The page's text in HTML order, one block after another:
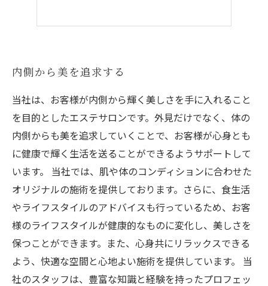
内側から美を追求する
当社は、お客様が内側から輝く美しさを手に入れること
を目的としたエステサロンです。外見だけでなく、体の
内側からも美を追求していくことで、お客様が心身とも
に健康で輝く生活を送ることができるようサポートして
います。 当社では、肌や体のコンディションに合わせた
オリジナルの施術を提供しております。さらに、食生活
やライフスタイルのアドバイスも行っているため、お客
様のライフスタイルが健康的なものに変化し、美しさを
保つことができます。また、心身共にリラックスできる
よう、快適な空間と心地よい施術を提供しています。 当
社のスタッフは、豊富な知識と経験を持ったプロフェッ